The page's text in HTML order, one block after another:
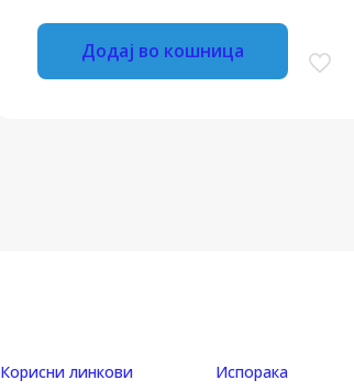
Додај во кошница
Корисни линкови Испорака